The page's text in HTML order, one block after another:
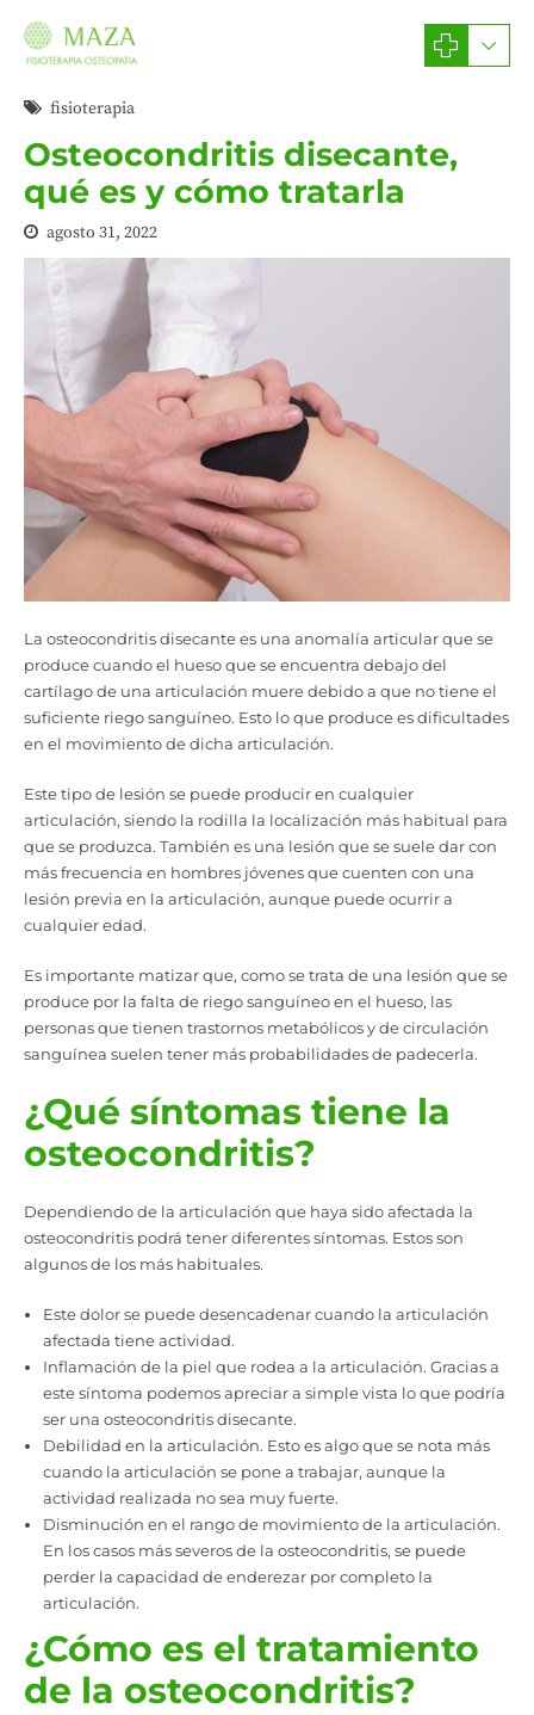
fisioterapia
Osteocondritis disecante,
qué es y cómo tratarla
agosto 31, 2022
La osteocondritis disecante es una anomalía articular que se
produce cuando el hueso que se encuentra debajo del
cartílago de una articulación muere debido a que no tiene el
suficiente riego sanguíneo. Esto lo que produce es dificultades
en el movimiento de dicha articulación.
Este tipo de lesión se puede producir en cualquier
articulación, siendo la rodilla la localización más habitual para
que se produzca. También es una lesión que se suele dar con
más frecuencia en hombres jóvenes que cuenten con una
lesión previa en la articulación, aunque puede ocurrir a
cualquier edad.
Es importante matizar que, como se trata de una lesión que se
produce por la falta de riego sanguíneo en el hueso, las
personas que tienen trastornos metabólicos y de circulación
sanguínea suelen tener más probabilidades de padecerla.
¿Qué síntomas tiene la
osteocondritis?
Dependiendo de la articulación que haya sido afectada la
osteocondritis podrá tener diferentes síntomas. Estos son
algunos de los más habituales.
Este dolor se puede desencadenar cuando la articulación
afectada tiene actividad.
Inflamación de la piel que rodea a la articulación. Gracias a
este síntoma podemos apreciar a simple vista lo que podría
ser una osteocondritis disecante.
Debilidad en la articulación. Esto es algo que se nota más
cuando la articulación se pone a trabajar, aunque la
actividad realizada no sea muy fuerte.
Disminución en el rango de movimiento de la articulación.
En los casos más severos de la osteocondritis, se puede
perder la capacidad de enderezar por completo la
articulación.
¿Cómo es el tratamiento
de la osteocondritis?